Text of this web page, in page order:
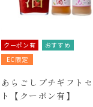
クーポン有
おすすめ
EC限定
あらごしプチギフト
ト【クーポン有】